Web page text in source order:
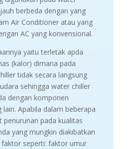
berbeda dengan yang
Air Conditioner atau yang
AC yang konvensional.
yaitu terletak apda
(kalor) dimana pada
tidak secara langsung
sehingga water chiller
dengan komponen
lain. Apabila dalam beberapa
penurunan pada kualitas
yang mungkin diakibatkan
faktor seperti: faktor umur